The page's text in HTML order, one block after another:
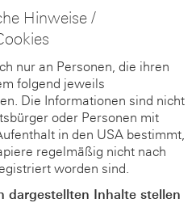
Hinweise /
nur an Personen, die ihren
folgend jeweils
Die Informationen sind nicht
oder Personen mit
in den USA bestimmt,
regelmäßig nicht nach
worden sind.
dargestellten Inhalte stellen